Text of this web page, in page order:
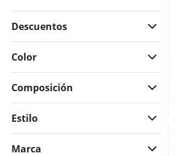
$646 $13139
Descuentos
Color
Composición
Estilo
Marca